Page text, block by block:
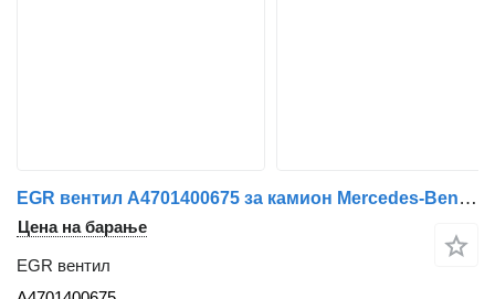
EGR вентил A4701400675 за камион Mercedes-Benz ACTROS--ATEGO
Цена на барање
EGR вентил